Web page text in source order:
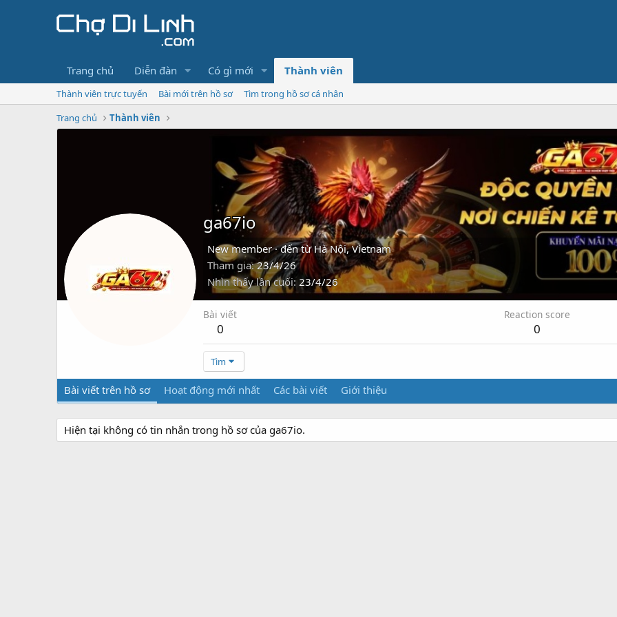
Trang chủ Diễn đàn Có gì mới Thành viên
Thành viên trực tuyến Bài mới trên hồ sơ
Tìm trong hồ sơ cá nhân
Trang chủ
Thành viên
ga67io
New member · đến từ Hà Nội, Vietnam
Tham gia 23/4/26
Nhìn thấy lần cuối 23/4/26
Bài viết
0
Reaction score
0
Tìm
Bài viết trên hồ sơ Hoạt động mới nhất Các bài viết Giới thiệu
Hiện tại không có tin nhắn trong hồ sơ của ga67io.